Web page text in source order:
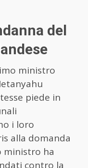
del
ministro
piede in
i loro
alla domanda
ministro ha
contro la